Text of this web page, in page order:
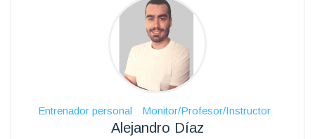
Entrenador personal Monitor/Profesor/Instructor
Alejandro Díaz